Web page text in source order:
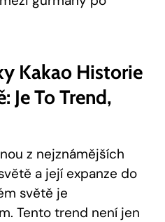
Kakao Historie
Je To Trend,
z nejznámějších
a⁢ její expanze do
světě je
Tento trend není jen